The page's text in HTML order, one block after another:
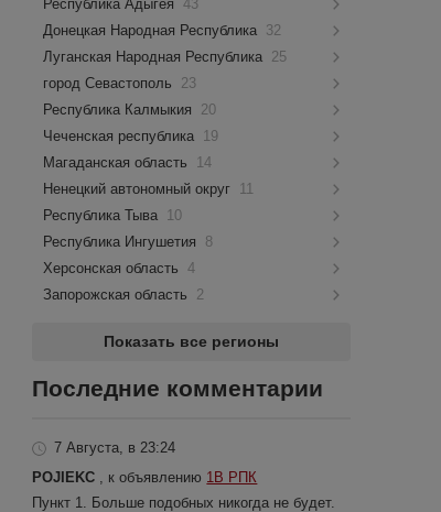
Республика Адыгея
43
Донецкая Народная Республика 32
Луганская Народная Республика 25
город Севастополь
23
Республика Калмыкия
20
Чеченская республика 19
Магаданская область
14
Ненецкий автономный округ 11
Республика Тыва 10
Республика Ингушетия
8
Херсонская область
4
Запорожская область
2
Показать все регионы
Последние комментарии
7 Августа, в 23:24
POJIEKC
, к объявлению 1В РПК
Пункт 1. Больше подобных никогда не будет.